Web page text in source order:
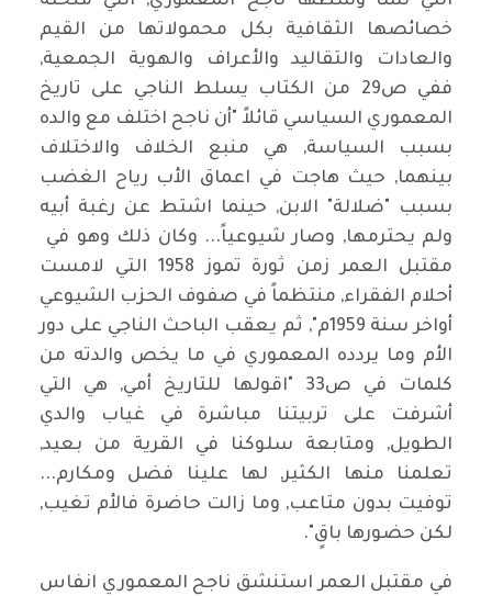
خصائصها الثقافية بكل محمولاتها من القيم
والعادات والتقاليد والأعراف والهوية الجمعية,
ففي ص29 من الكتاب يسلط الناجي على تاريخ
المعموري السياسي قائلاً "أن ناجح اختلف مع والده
بسبب السياسة, هي منبع الخلاف والاختلاف
بينهما, حيث هاجت في اعماق الأب رياح الغضب
بسبب "ضلالة" الابن, حينما اشتط عن رغبة أبيه
ولم يحترمها, وصار شيوعياً... وكان ذلك وهو في
مقتبل العمر زمن ثورة تموز 1958 التي لامست
أحلام الفقراء, منتظماً في صفوف الحزب الشيوعي
أواخر سنة 1959م", ثم يعقب الباحث الناجي على دور
الأم وما يردده المعموري في ما يخص والدته من
كلمات في ص33 "اقولها للتاريخ أمي, هي التي
أشرفت على تربيتنا مباشرة في غياب والدي
الطويل, ومتابعة سلوكنا في القرية من بعيد,
تعلمنا منها الكثير, لها علينا فضل ومكارم...
توفيت بدون متاعب, وما زالت حاضرة فالأم تغيب,
لكن حضورها باقٍ".
في مقتبل العمر استنشق ناجح المعموري انفاس